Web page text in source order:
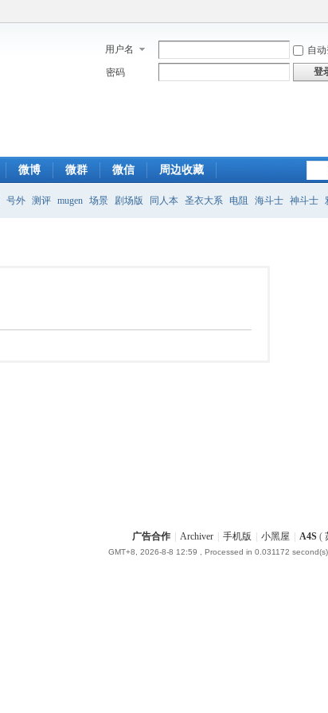
用户名 自
密码
登
微博 微群 微信 周边收藏
号外 测评 mugen 场景 剧场版 同人本 圣衣大系 电阻 海斗士 神斗士
广告合作 Archiver 手机版 小黑屋 A4S (
GMT+8, 2026-8-8 12:59 , Processed in 0.031172